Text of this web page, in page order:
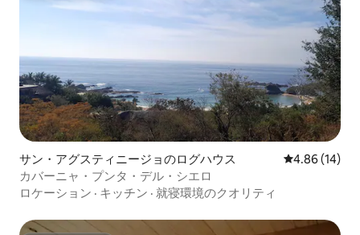
サン・アグスティニージョのログハウス レビュー14
4.86 (14)
カバーニャ・プンタ・デル・シエロ
ロケーション · キッチン · 就寝環境のクオリティ